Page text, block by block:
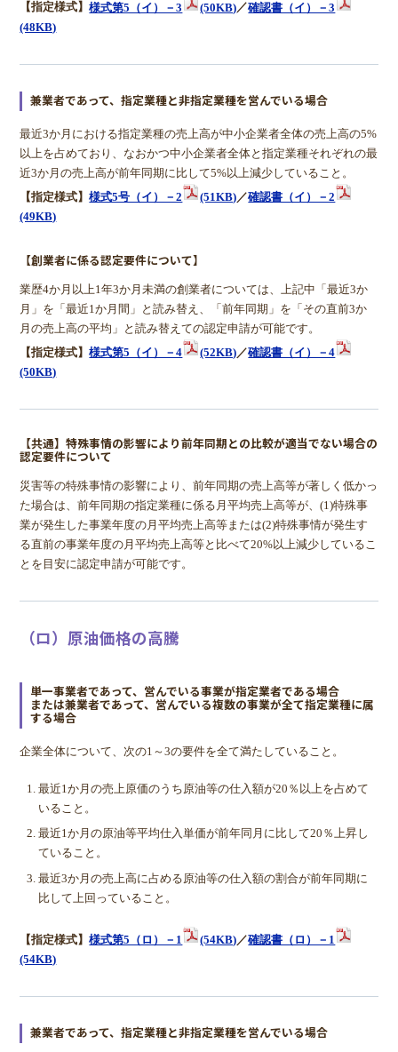
【指定様式】様式第5（イ）－3 (50KB)／確認書（イ）－3
(48KB)
兼業者であって、指定業種と非指定業種を営んでいる場合
最近3か月における指定業種の売上高が中小企業者全体の売上高の5%
以上を占めており、なおかつ中小企業者全体と指定業種それぞれの最
近3か月の売上高が前年同期に比して5%以上減少していること。
【指定様式】様式5号（イ）－2 (51KB) ／確認書（イ）－2
(49KB)
【創業者に係る認定要件について】
業歴4か月以上1年3か月未満の創業者については、上記中「最近3か
月」を「最近1か月間」と読み替え、「前年同期」を「その直前3か
月の売上高の平均」と読み替えての認定申請が可能です。
【指定様式】様式第5（イ）－4 (52KB)／確認書（イ）－4
(50KB)
【共通】特殊事情の影響により前年同期との比較が適当でない場合の
認定要件について
災害等の特殊事情の影響により、前年同期の売上高等が著しく低かっ
た場合は、前年同期の指定業種に係る月平均売上高等が、(1)特殊事
業が発生した事業年度の月平均売上高等または(2)特殊事情が発生す
る直前の事業年度の月平均売上高等と比べて20%以上減少しているこ
とを目安に認定申請が可能です。
（ロ）原油価格の高騰
単一事業者であって、営んでいる事業が指定業者である場合
または兼業者であって、営んでいる複数の事業が全て指定業種に属
する場合
企業全体について、次の1～3の要件を全て満たしていること。
最近1か月の売上原価のうち原油等の仕入額が20％以上を占めて
いること。
最近1か月の原油等平均仕入単価が前年同月に比して20％上昇し
ていること。
最近3か月の売上高に占める原油等の仕入額の割合が前年同期に
比して上回っていること。
【指定様式】様式第5（ロ）－1 (54KB)／確認書（ロ）－1
(54KB)
兼業者であって、指定業種と非指定業種を営んでいる場合